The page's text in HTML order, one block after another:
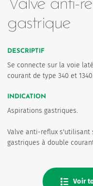
Valve anti-
gastrique
DESCRIPTIF
Se connecte sur la voie
courant de type 340 et
INDICATION
Aspirations gastriques.
Valve anti-reflux s'utilisant
gastriques à double
Voir